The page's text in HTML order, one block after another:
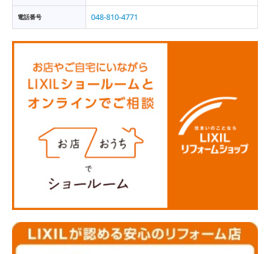
電話番号 048-810-4771